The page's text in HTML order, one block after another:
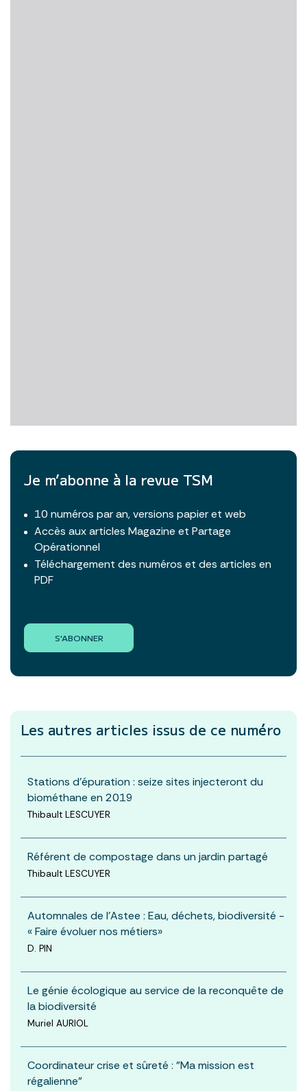
Je m’abonne à la revue TSM
10 numéros par an, versions papier et web
Accès aux articles Magazine et Partage
Opérationnel
Téléchargement des numéros et des articles en
PDF
S'ABONNER
Les autres articles issus de ce numéro
Stations d’épuration : seize sites injecteront du
biométhane en 2019
Thibault LESCUYER
Référent de compostage dans un jardin partagé
Thibault LESCUYER
Automnales de l'Astee : Eau, déchets, biodiversité -
« Faire évoluer nos métiers»
D. PIN
Le génie écologique au service de la reconquête de
la biodiversité
Muriel AURIOL
Coordinateur crise et sûreté : "Ma mission est
régalienne"